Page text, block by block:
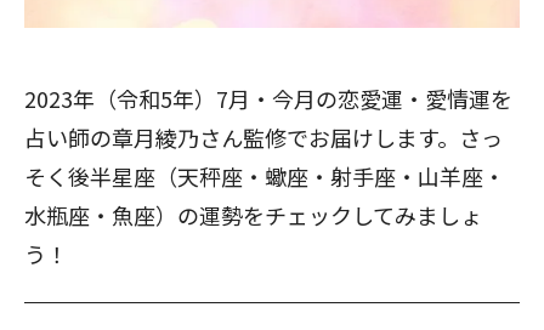
2023年（令和5年）7月・今月の恋愛運・愛情運を
占い師の章月綾乃さん監修でお届けします。さっ
そく後半星座（天秤座・蠍座・射手座・山羊座・
水瓶座・魚座）の運勢をチェックしてみましょ
う！